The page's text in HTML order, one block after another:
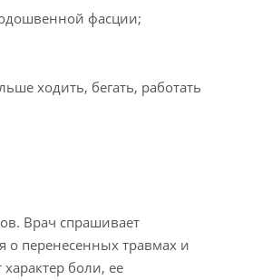
фасции;
ходить, бегать, работать
Врач спрашивает
о перенесенных травмах и
боли, ее